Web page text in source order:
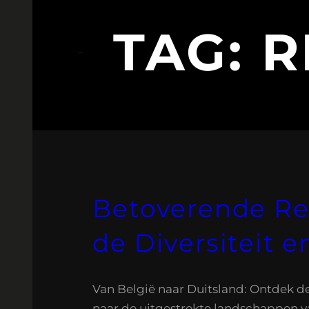
TAG:
Betoverende
de Diversiteit
Van België naar Duitsland: Ontdek